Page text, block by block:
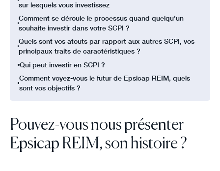
sur lesquels vous investissez
Comment se déroule le processus quand quelqu’un
souhaite investir dans votre SCPI ?
Quels sont vos atouts par rapport aux autres SCPI, vos
principaux traits de caractéristiques ?
Qui peut investir en SCPI ? ‍
Comment voyez-vous le futur de Epsicap REIM, quels
sont vos objectifs ?
Pouvez-vous nous présenter
Epsicap REIM, son histoire ?